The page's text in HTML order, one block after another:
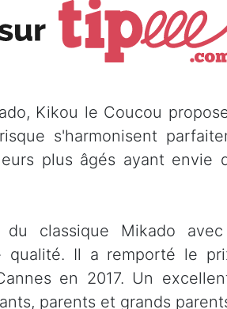
Kikou le Coucou
s'harmonisent
plus âgés ayant envie
classique Mikado
qualité. Il a remporté le
en 2017. Un
parents et grands